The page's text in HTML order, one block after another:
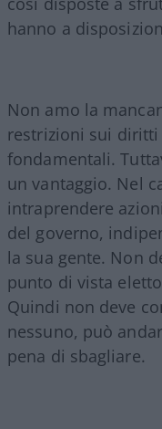
hanno a
Non amo la
restrizioni sui
fondamentali.
un vantaggio. Nel
intraprendere
del governo,
la sua gente. Non
punto di vista
Quindi non deve
nessuno, può
pena di sbagliare.